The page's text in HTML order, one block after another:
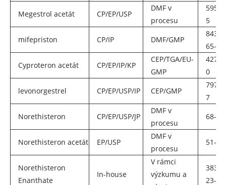
Megestrol acetát CP/EP/USP
DMF v
procesu
595-
5
mifepriston
CP/IP DMF/GMP
65-3
Cyproteron acetát
CP/EP/IP/KP
CEP/TGA/EU-
GMP
427-
0
levonorgestrel
CP/EP/USP/IP CEP/GMP
797-
7
Norethisteron
CP/EP/USP/JP
DMF v
procesu
68-
Norethisteron acetát EP/USP
DMF v
procesu
51-
Norethisteron
Enanthate
In-house
V rámci
výzkumu a
3836-
23-5